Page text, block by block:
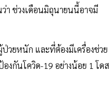
า ช่วงเดือนมิถุนายนนี้อาจมี
วยหนัก และที่ต้องมีเครื่องช่วย
งกันโควิด-19 อย่างน้อย 1 โดส